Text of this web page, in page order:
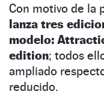
Con motivo de la
lanza tres
modelo:
edition; todos
ampliado
reducido.